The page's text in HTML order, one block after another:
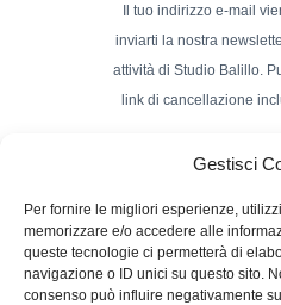
Gestisci
Per fornire le migliori esperienze,
memorizzare e/o accedere alle
queste tecnologie ci permetterà di
navigazione o ID unici su questo sito.
consenso può influire negativamente
Il tuo indirizzo e-mail
inviarti la nostra
attività di Studio Balillo.
link di cancellazione
Nome e